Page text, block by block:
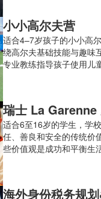
小小高尔夫营
适合4–7岁孩子的小小高
绕高尔夫基础技能与趣味
专业教练指导孩子使用儿
瑞士 La Garenne
适合6至16岁的学生，学
任、善良和安全的传统价
些价值观是成功和平衡生